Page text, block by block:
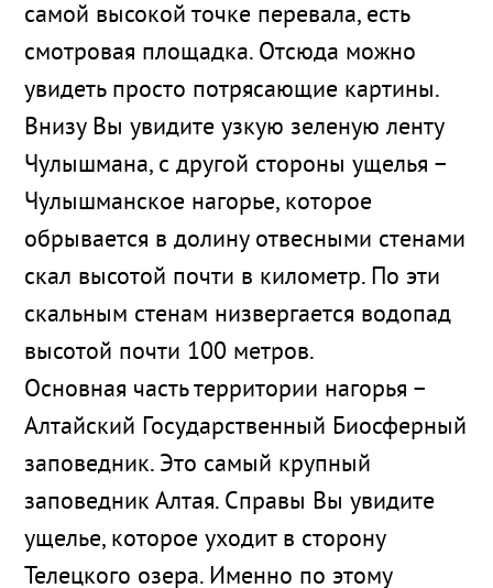
самой высокой точке перевала, есть
смотровая площадка. Отсюда можно
увидеть просто потрясающие картины.
Внизу Вы увидите узкую зеленую ленту
Чулышмана, с другой стороны ущелья –
Чулышманское нагорье, которое
обрывается в долину отвесными стенами
скал высотой почти в километр. По эти
скальным стенам низвергается водопад
высотой почти 100 метров.
Основная часть территории нагорья –
Алтайский Государственный Биосферный
заповедник. Это самый крупный
заповедник Алтая. Справы Вы увидите
ущелье, которое уходит в сторону
Телецкого озера. Именно по этому